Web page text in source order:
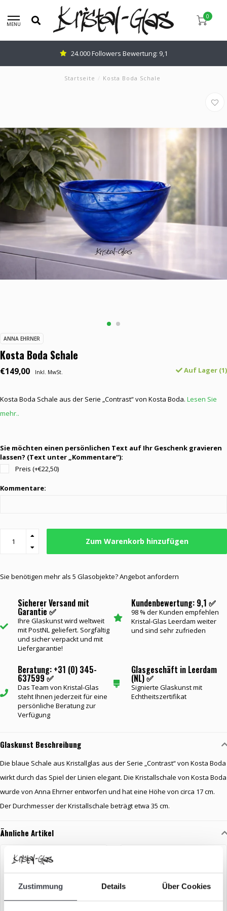
Zustimmung Details Über Cookies
MENU
0
24.000 Followers Bewertung: 9,1
Startseite / Kosta Boda Schale
ANNA EHRNER
Kosta Boda Schale
€149,00 Inkl. MwSt. Auf Lager (1)
Kosta Boda Schale aus der Serie „Contrast“ von Kosta Boda. Lesen Sie
mehr..
Sie möchten einen persönlichen Text auf Ihr Geschenk gravieren
lassen? (Text unter „Kommentare“):
Preis (+€22,50)
Kommentare:
Zum Warenkorb hinzufügen
Sie benötigen mehr als 5 Glasobjekte? Angebot anfordern
Sicherer Versand mit
Garantie ✅
Ihre Glaskunst wird weltweit
mit PostNL geliefert. Sorgfältig
und sicher verpackt und mit
Liefergarantie!
Kundenbewertung: 9,1 ✅
98 % der Kunden empfehlen
Kristal-Glas Leerdam weiter
und sind sehr zufrieden
Beratung: +31 (0) 345-
637599 ✅
Das Team von Kristal-Glas
steht Ihnen jederzeit für eine
persönliche Beratung zur
Verfügung
Glasgeschäft in Leerdam
(NL) ✅
Signierte Glaskunst mit
Echtheitszertifikat
Glaskunst Beschreibung
Die blaue Schale aus Kristallglas aus der Serie „Contrast“ von Kosta Boda
wirkt durch das Spiel der Linien elegant. Die Kristallschale von Kosta Boda
wurde von Anna Ehrner entworfen und hat eine Höhe von circa 17 cm.
Der Durchmesser der Kristallschale beträgt etwa 35 cm.
Ähnliche Artikel